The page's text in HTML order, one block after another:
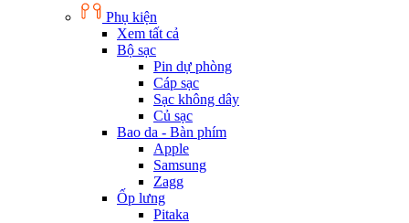
Phụ kiện
Xem tất cả
Bộ sạc
Pin dự phòng
Cáp sạc
Sạc không dây
Củ sạc
Bao da - Bàn phím
Apple
Samsung
Zagg
Ốp lưng
Pitaka